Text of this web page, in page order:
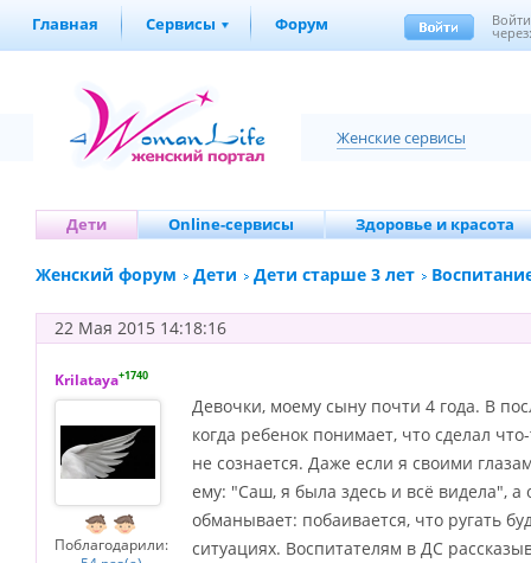
Главная Сервисы Форум Войти
Женские сервисы
Дети Online-сервисы Здоровье и красота
Женский форум Дети Дети старше 3 лет
22 Мая 2015 14:18:16
Krilataya+1740
Поблагодарили:
Девочки, моему сыну почти 4 года. В
когда ребенок понимает, что сделал
не сознается. Даже если я своими
ему: "Саш, я была здесь и всё видела", а
обманывает: побаивается, что ругать
ситуациях. Воспитателям в ДС